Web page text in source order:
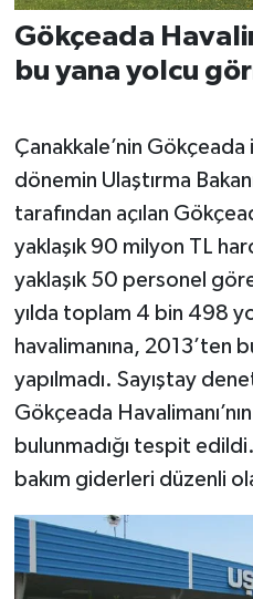
Gökçeada
bu yana yolcu
Çanakkale’nin Gökçeada
dönemin Ulaştırma Bakanı
tarafından açılan
yaklaşık 90 milyon TL
yaklaşık 50 personel
yılda toplam 4 bin 498
havalimanına, 2013’ten
yapılmadı. Sayıştay
Gökçeada
bulunmadığı tespit
bakım giderleri düzenli